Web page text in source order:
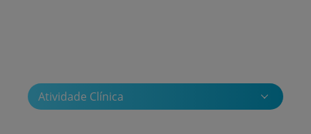
Atividade Clínica